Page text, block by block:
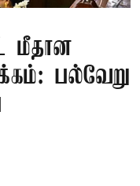
மீதான
பல்வேறு